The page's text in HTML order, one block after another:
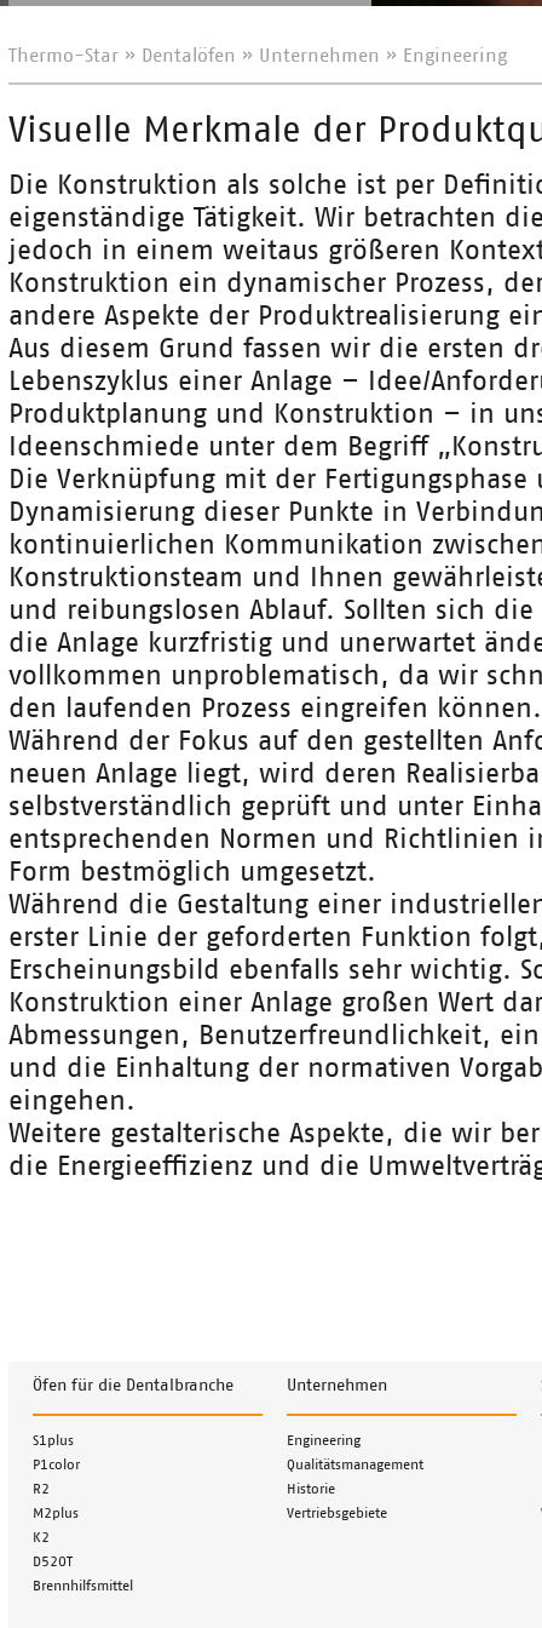
Thermo-Star » Dentalöfen » Unternehmen » Engineering
Visuelle Merkmale der
Die Konstruktion als solche ist per
eigenständige Tätigkeit. Wir betrachten
jedoch in einem weitaus größeren
Konstruktion ein dynamischer Prozess,
andere Aspekte der Produktrealisierung
Aus diesem Grund fassen wir die ersten
Lebenszyklus einer Anlage – Idee/
Produktplanung und Konstruktion – in
Ideenschmiede unter dem Begriff
Die Verknüpfung mit der Fertigungsphase
Dynamisierung dieser Punkte in
kontinuierlichen Kommunikation
Konstruktionsteam und Ihnen
und reibungslosen Ablauf. Sollten sich
die Anlage kurzfristig und unerwartet
vollkommen unproblematisch, da wir
den laufenden Prozess eingreifen können.
Während der Fokus auf den gestellten
neuen Anlage liegt, wird deren
selbstverständlich geprüft und unter
entsprechenden Normen und Richtlinien
Form bestmöglich umgesetzt.
Während die Gestaltung einer
erster Linie der geforderten Funktion
Erscheinungsbild ebenfalls sehr wichtig.
Konstruktion einer Anlage großen Wert
Abmessungen, Benutzerfreundlichkeit,
und die Einhaltung der normativen
eingehen.
Weitere gestalterische Aspekte, die wir
die Energieeffizienz und die
Öfen für die Dentalbranche
Navigation
überspringen
S1plus
P1color
R2
M2plus
K2
D520T
Brennhilfsmittel
Unternehmen
Navigation
überspringen
Engineering
Qualitätsmanagement
Historie
Vertriebsgebiete